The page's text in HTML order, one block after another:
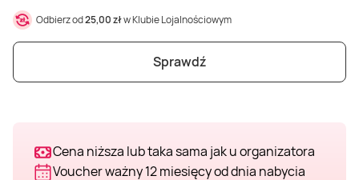
Odbierz od25,00 złw Klubie Lojalnościowym
Sprawdź
Cena niższa lub taka sama jak u organizatora
Voucher ważny 12 miesięcy od dnia nabycia